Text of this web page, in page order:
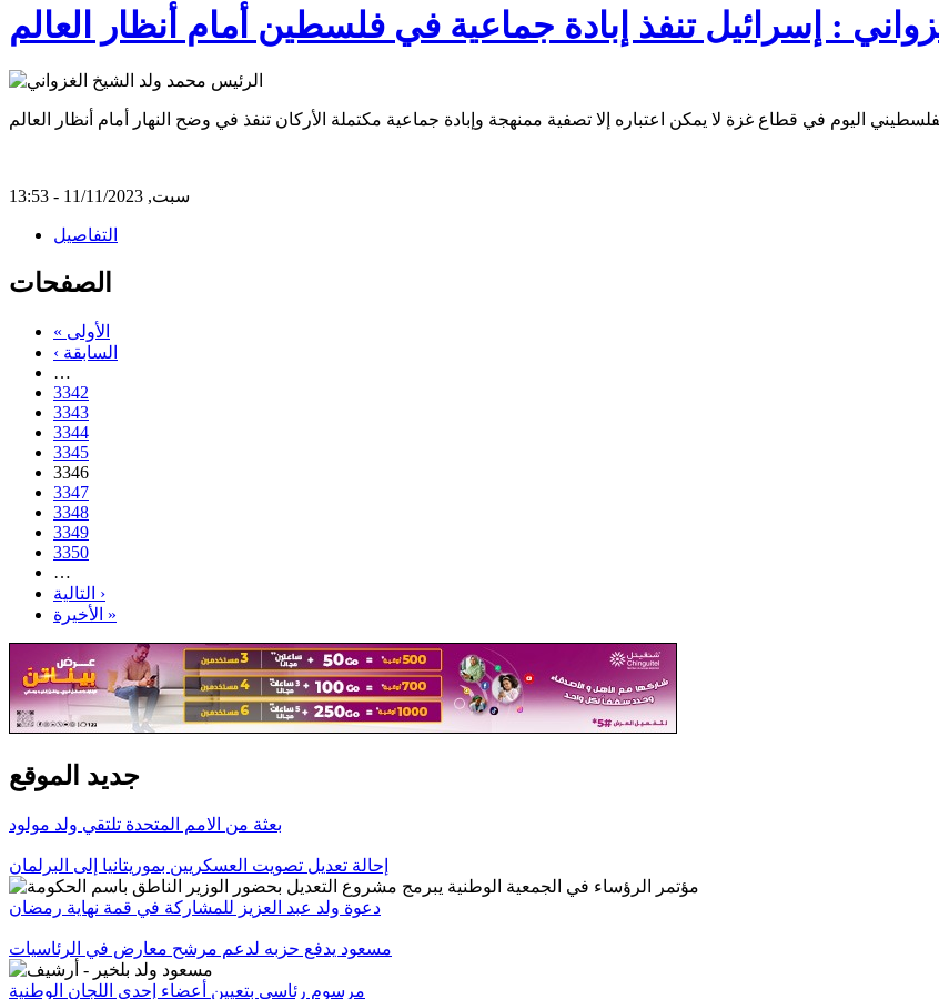
: إسرائيل تنفذ إبادة جماعية في فلسطين أمام أنظار العالم
سبت, 11/11/2023 - 13:53
التفاصيل
الصفحات
« الأولى
‹ السابقة
…
3342
3343
3344
3345
3346
3347
3348
3349
3350
…
التالية ›
الأخيرة »
جديد الموقع
بعثة من الامم المتحدة تلتقي ولد مولود
إحالة تعديل تصويت العسكريين بموريتانيا إلى البرلمان
دعوة ولد عبد العزيز للمشاركة في قمة نهاية رمضان
مسعود يدفع حزبه لدعم مرشح معارض في الرئاسيات
مرسوم رئاسي بتعيين أعضاء إحدى اللجان الوطنية